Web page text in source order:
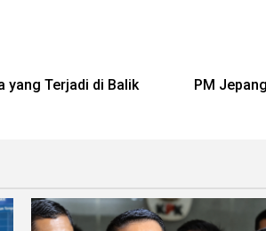
yang Terjadi di Balik
PM